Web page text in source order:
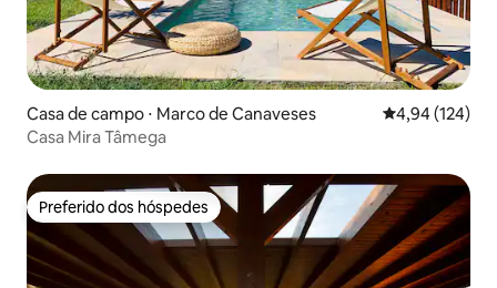
Casa de campo ⋅ Marco de Canaveses 4,94 de uma
4,94 (124)
Casa Mira Tâmega
Preferido dos hóspedes
Preferido dos hóspedes